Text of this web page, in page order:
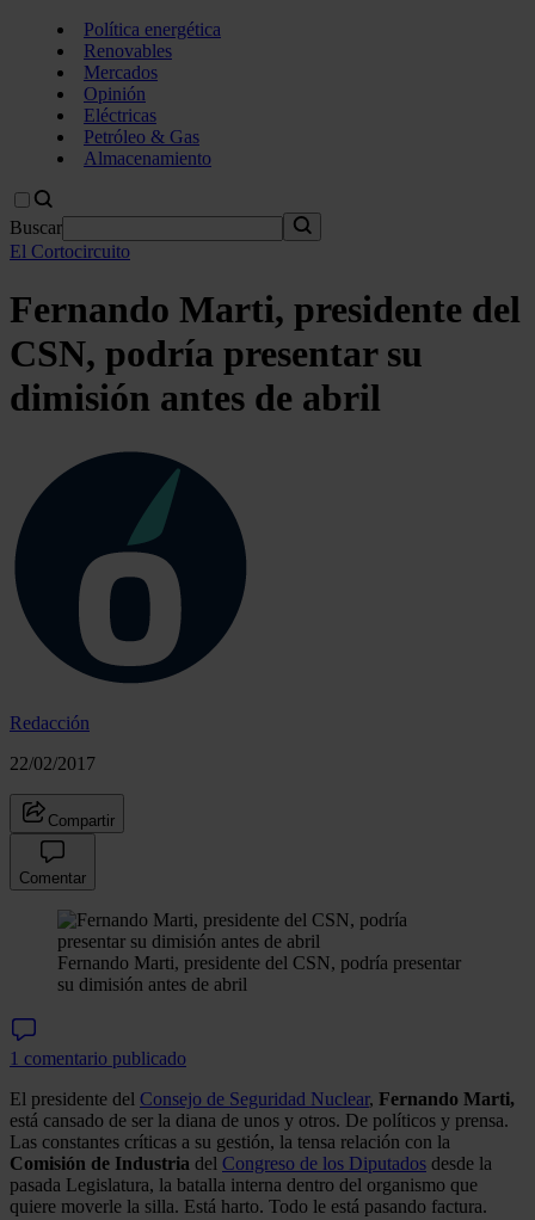
Política energética
Renovables
Mercados
Opinión
Eléctricas
Petróleo & Gas
Almacenamiento
Buscar
El Cortocircuito
Fernando Marti, presidente del
CSN, podría presentar su
dimisión antes de abril
Redacción
22/02/2017
Compartir
Comentar
Fernando Marti, presidente del CSN, podría presentar
su dimisión antes de abril
1 comentario publicado
El presidente del Consejo de Seguridad Nuclear, Fernando Marti,
está cansado de ser la diana de unos y otros. De políticos y prensa.
Las constantes críticas a su gestión, la tensa relación con la
Comisión de Industria del Congreso de los Diputados desde la
pasada Legislatura, la batalla interna dentro del organismo que
quiere moverle la silla. Está harto. Todo le está pasando factura.